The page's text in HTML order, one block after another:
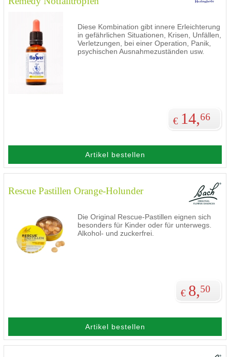
Diese Kombination gibt innere Erleichterung
in gefährlichen Situationen, Krisen, Unfällen,
Verletzungen, bei einer Operation, Panik,
psychischen Ausnahmezuständen usw.
€ 14,66
Artikel bestellen
Rescue Pastillen Orange-Holunder
Die Original Rescue-Pastillen eignen sich
besonders für Kinder oder für unterwegs.
Alkohol- und zuckerfrei.
€ 8,50
Artikel bestellen